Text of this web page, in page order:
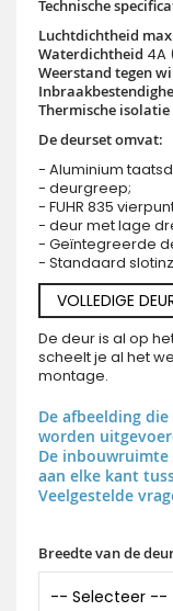
Technische
Luchtdichtheid
Waterdichtheid 4A
Weerstand tegen
Thermische isolatie
De deurset omvat:
- Aluminium
- deurgreep;
- FUHR 835
- deur met lage
- Geïntegreerde
- Standaard
VOLLEDIGE
De deur is al op
scheelt je al het
montage.
De afbeelding
worden
De
aan elke kant
Veelgestelde
Breedte van de